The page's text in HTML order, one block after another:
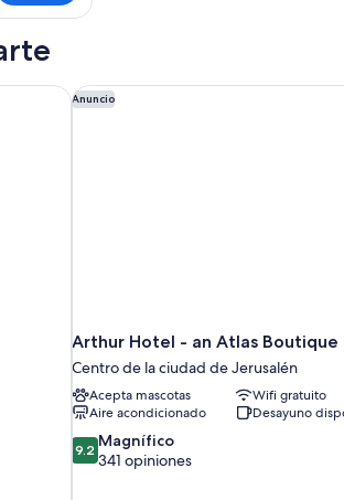
Anuncio
Arthur Hotel - an Atlas Boutique
Centro de la ciudad de Jerusalén
Acepta mascotas
Wifi gratuito
Aire acondicionado
Desayuno
9.2
de
9.2 Magnífico
341 opiniones
Arthur Hotel - an Atlas Boutique